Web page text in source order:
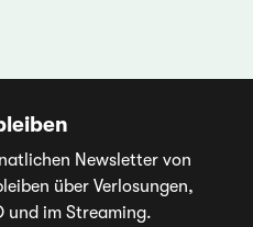
Newsletter von
über Verlosungen,
und im Streaming.